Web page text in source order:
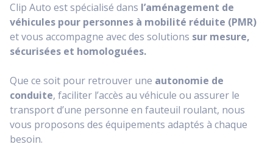
Clip Auto est spécialisé dans l’aménagement de
véhicules pour personnes à mobilité réduite (PMR)
et vous accompagne avec des solutions sur mesure,
sécurisées et homologuées.
Que ce soit pour retrouver une autonomie de
conduite, faciliter l’accès au véhicule ou assurer le
transport d’une personne en fauteuil roulant, nous
vous proposons des équipements adaptés à chaque
besoin.